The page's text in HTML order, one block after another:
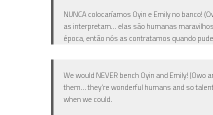
NUNCA colocaríamos Oyin e Emily no banco!
as interpretam… elas são humanas
época, então nós as contratamos quando
We would NEVER bench Oyin and Emily! (Owo
them… they’re wonderful humans and so
when we could.